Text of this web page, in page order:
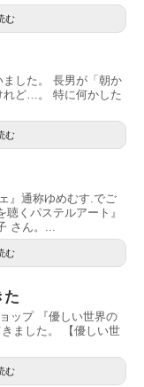
む
した。 長男が「朝か
れど…。 特に何かした
む
』通称ゆめむす.でご
くパステルアート』
さん。...
む
た
ップ 『優しい世界の
ました。 【優しい世
む